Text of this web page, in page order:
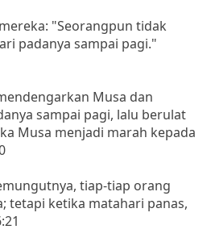
"Seorangpun tidak
padanya sampai pagi."
Musa dan
sampai pagi, lalu berulat
Musa menjadi marah kepada
tiap-tiap orang
tetapi ketika matahari panas,